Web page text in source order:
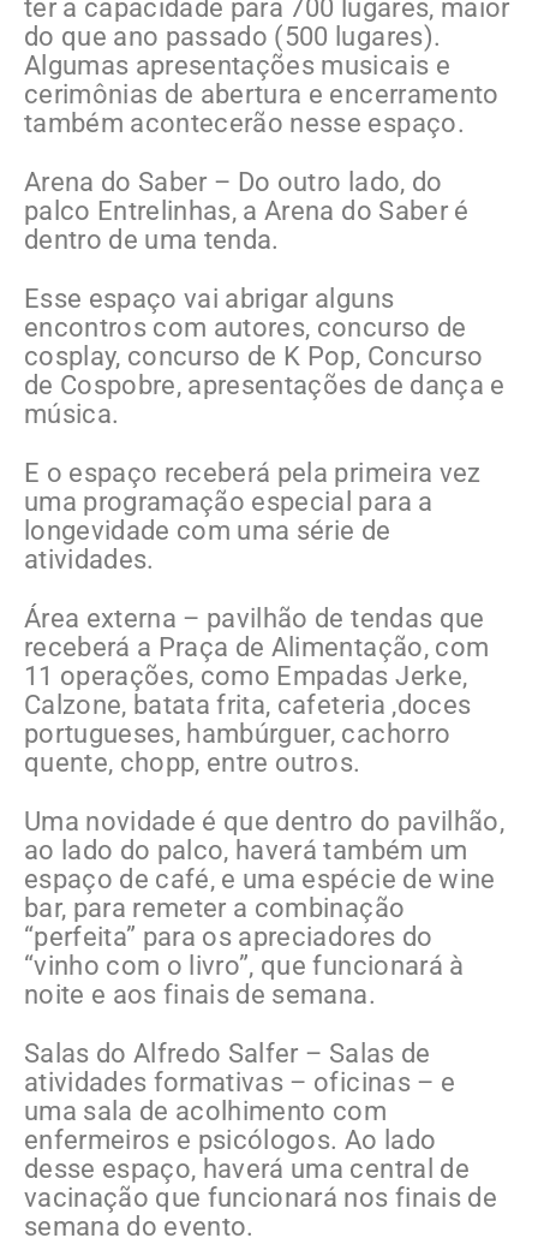
ter a capacidade para 700 lugares, maior
do que ano passado (500 lugares).
Algumas apresentações musicais e
cerimônias de abertura e encerramento
também acontecerão nesse espaço.
Arena do Saber – Do outro lado, do
palco Entrelinhas, a Arena do Saber é
dentro de uma tenda.
Esse espaço vai abrigar alguns
encontros com autores, concurso de
cosplay, concurso de K Pop, Concurso
de Cospobre, apresentações de dança e
música.
E o espaço receberá pela primeira vez
uma programação especial para a
longevidade com uma série de
atividades.
Área externa – pavilhão de tendas que
receberá a Praça de Alimentação, com
11 operações, como Empadas Jerke,
Calzone, batata frita, cafeteria ,doces
portugueses, hambúrguer, cachorro
quente, chopp, entre outros.
Uma novidade é que dentro do pavilhão,
ao lado do palco, haverá também um
espaço de café, e uma espécie de wine
bar, para remeter a combinação
“perfeita” para os apreciadores do
“vinho com o livro”, que funcionará à
noite e aos finais de semana.
Salas do Alfredo Salfer – Salas de
atividades formativas – oficinas – e
uma sala de acolhimento com
enfermeiros e psicólogos. Ao lado
desse espaço, haverá uma central de
vacinação que funcionará nos finais de
semana do evento.